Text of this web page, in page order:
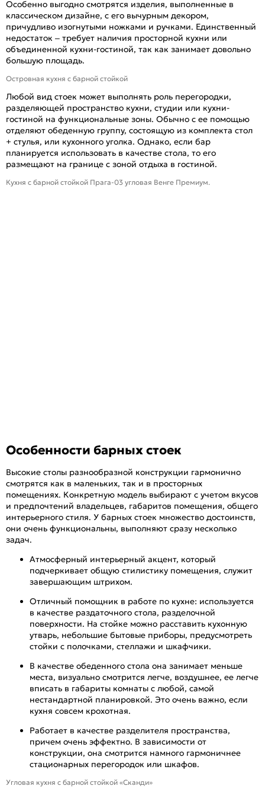
Особенно выгодно смотрятся изделия, выполненные в
классическом дизайне, с его вычурным декором,
причудливо изогнутыми ножками и ручками. Единственный
недостаток – требует наличия просторной кухни или
объединенной кухни-гостиной, так как занимает довольно
большую площадь.
Островная кухня с барной стойкой
Любой вид стоек может выполнять роль перегородки,
разделяющей пространство кухни, студии или кухни-
гостиной на функциональные зоны. Обычно с ее помощью
отделяют обеденную группу, состоящую из комплекта стол
+ стулья, или кухонного уголка. Однако, если бар
планируется использовать в качестве стола, то его
размещают на границе с зоной отдыха в гостиной.
Кухня с барной стойкой Прага-03 угловая Венге Премиум.
Особенности барных стоек
Высокие столы разнообразной конструкции гармонично
смотрятся как в маленьких, так и в просторных
помещениях. Конкретную модель выбирают с учетом вкусов
и предпочтений владельцев, габаритов помещения, общего
интерьерного стиля. У барных стоек множество достоинств,
они очень функциональны, выполняют сразу несколько
задач.
Атмосферный интерьерный акцент, который
подчеркивает общую стилистику помещения, служит
завершающим штрихом.
Отличный помощник в работе по кухне: используется
в качестве раздаточного стола, разделочной
поверхности. На стойке можно расставить кухонную
утварь, небольшие бытовые приборы, предусмотреть
стойки с полочками, стеллажи и шкафчики.
В качестве обеденного стола она занимает меньше
места, визуально смотрится легче, воздушнее, ее легче
вписать в габариты комнаты с любой, самой
нестандартной планировкой. Это очень важно, если
кухня совсем крохотная.
Работает в качестве разделителя пространства,
причем очень эффектно. В зависимости от
конструкции, она смотрится намного гармоничнее
стационарных перегородок или шкафов.
Угловая кухня с барной стойкой «Сканди»